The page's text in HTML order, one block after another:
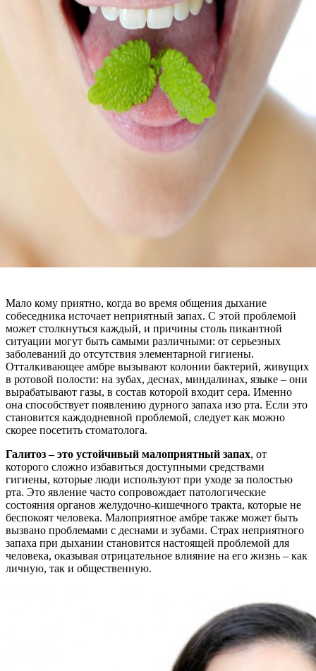
Мало кому приятно, когда во время общения дыхание
собеседника источает неприятный запах. С этой проблемой
может столкнуться каждый, и причины столь пикантной
ситуации могут быть самыми различными: от серьезных
заболеваний до отсутствия элементарной гигиены.
Отталкивающее амбре вызывают колонии бактерий, живущих
в ротовой полости: на зубах, деснах, миндалинах, языке – они
вырабатывают газы, в состав которой входит сера. Именно
она способствует появлению дурного запаха изо рта. Если это
становится каждодневной проблемой, следует как можно
скорее посетить стоматолога.
Галитоз – это устойчивый малоприятный запах, от
которого сложно избавиться доступными средствами
гигиены, которые люди используют при уходе за полостью
рта. Это явление часто сопровождает патологические
состояния органов желудочно-кишечного тракта, которые не
беспокоят человека. Малоприятное амбре также может быть
вызвано проблемами с деснами и зубами. Страх неприятного
запаха при дыхании становится настоящей проблемой для
человека, оказывая отрицательное влияние на его жизнь – как
личную, так и общественную.